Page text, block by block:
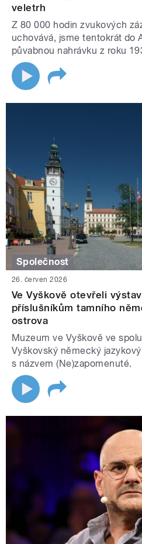
veletrh
Z 80 000 hodin zvukových
uchovává, jsme tentokrát do
půvabnou nahrávku z roku
Společnost
26. červen 2026
Ve Vyškově otevřeli
příslušníkům tamního
ostrova
Muzeum ve Vyškově ve
Vyškovský německý
s názvem (Ne)zapomenuté.